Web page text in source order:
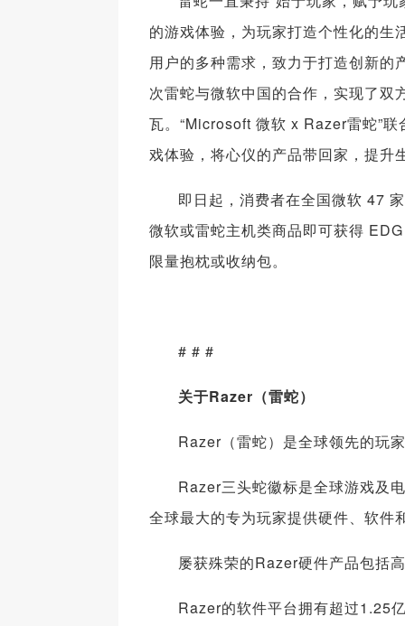
的游戏体验，为玩家打造个性化的生
用户的多种需求，致力于打造创新的
次雷蛇与微软中国的合作，实现了双
瓦。“Microsoft 微软 x Razer雷蛇”
戏体验，将心仪的产品带回家，提升
即日起，消费者在全国微软 47
微软或雷蛇主机类商品即可获得
限量抱枕或收纳包。
# # #
关于Razer（雷蛇）
Razer（雷蛇）是全球领先的玩
Razer三头蛇徽标是全球游戏及
全球最大的专为玩家提供硬件、软件
屡获殊荣的Razer硬件产品包括
Razer的软件平台拥有超过1.25